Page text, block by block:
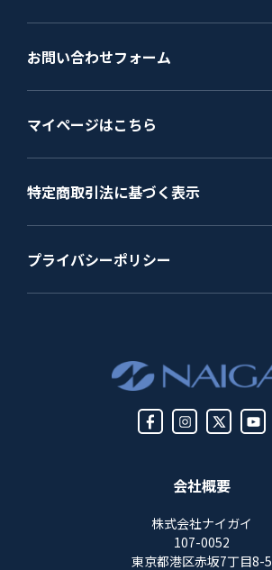
会社概要
株式会社ナイガイ
107-0052
東京都港区赤坂7丁目8-5
お問い合わせフォーム
マイページはこちら
特定商取引法に基づく表示
プライバシーポリシー